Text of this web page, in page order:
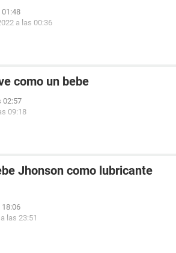
01:48
a las 00:36
como un bebe
02:57
09:18
Jhonson como lubricante
18:06
las 23:51